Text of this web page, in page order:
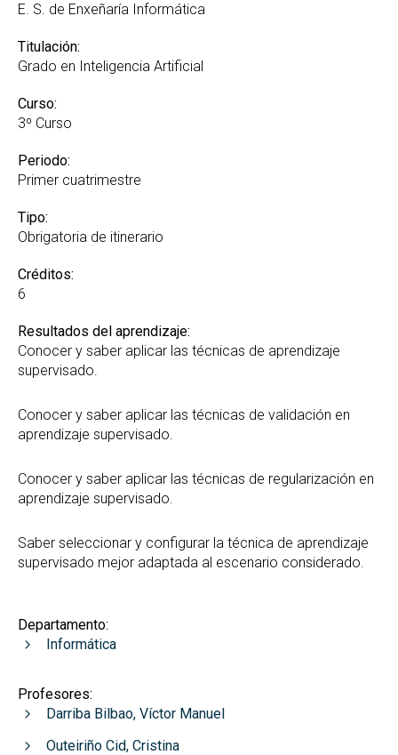
E. S. de Enxeñaría Informática
Titulación:
Grado en Inteligencia Artificial
Curso:
3º Curso
Periodo:
Primer cuatrimestre
Tipo:
Obrigatoria de itinerario
Créditos:
6
Resultados del aprendizaje:
Conocer y saber aplicar las técnicas de aprendizaje
supervisado.
Conocer y saber aplicar las técnicas de validación en
aprendizaje supervisado.
Conocer y saber aplicar las técnicas de regularización en
aprendizaje supervisado.
Saber seleccionar y configurar la técnica de aprendizaje
supervisado mejor adaptada al escenario considerado.
Departamento:
Informática
Profesores:
Darriba Bilbao, Víctor Manuel
Outeiriño Cid, Cristina